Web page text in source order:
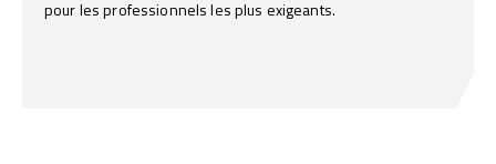
pour les professionnels les plus exigeants.